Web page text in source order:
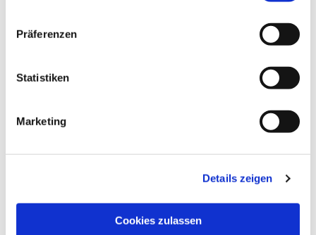
Präferenzen
Statistiken
Marketing
Details zeigen
Cookies zulassen
Dies könnte Sie auch
interessieren